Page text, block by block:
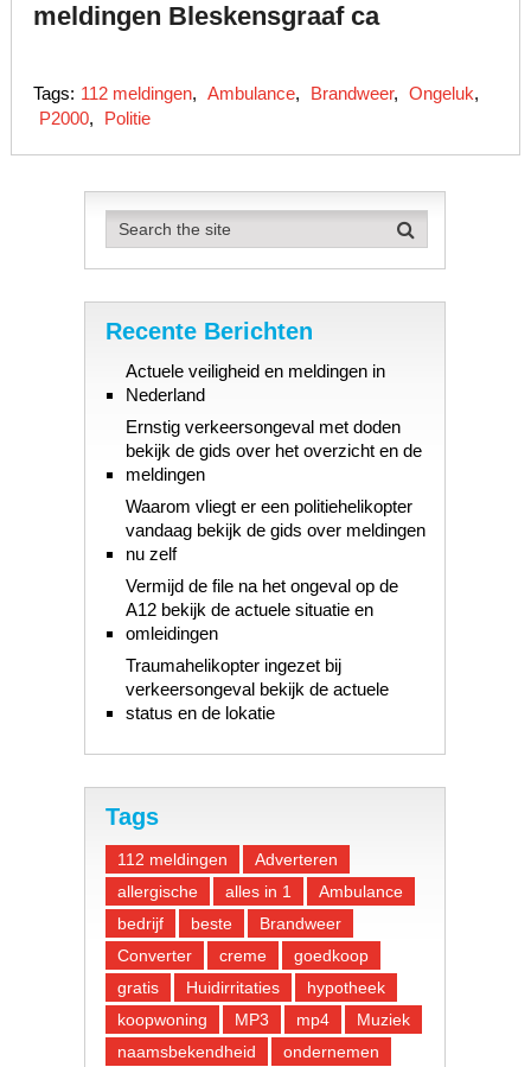
meldingen Bleskensgraaf ca
Tags: 112 meldingen, Ambulance, Brandweer, Ongeluk,
P2000, Politie
Recente Berichten
Actuele veiligheid en meldingen in
Nederland
Ernstig verkeersongeval met doden
bekijk de gids over het overzicht en de
meldingen
Waarom vliegt er een politiehelikopter
vandaag bekijk de gids over meldingen
nu zelf
Vermijd de file na het ongeval op de
A12 bekijk de actuele situatie en
omleidingen
Traumahelikopter ingezet bij
verkeersongeval bekijk de actuele
status en de lokatie
Tags
112 meldingen
Adverteren
allergische
alles in 1
Ambulance
bedrijf
beste
Brandweer
Converter
creme
goedkoop
gratis
Huidirritaties
hypotheek
koopwoning
MP3 mp4
Muziek
naamsbekendheid
ondernemen